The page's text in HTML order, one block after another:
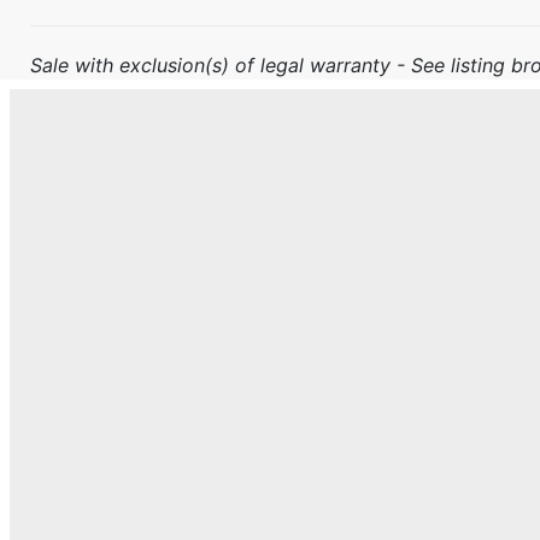
Sale with exclusion(s) of legal warranty - See listing